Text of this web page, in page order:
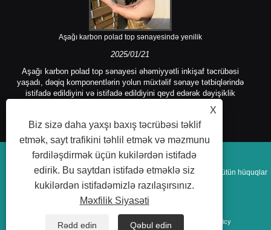
Aşağı karbon polad top sənayesində yenilik
2025/01/21
Aşağı karbon polad top sənayesi əhəmiyyətli inkişaf təcrübəsi
yaşadı, dəqiq komponentlərin yolun müxtəlif sənaye tətbiqlərində
istifadə edildiyini və istifadə edildiyini qeyd edərək dəyişiklik
Müəllif hüquqları © 2025 Yuncheng Kangda Steel Ball Co, Ltd Bütün hüquqlar
Bağlantılar Sitemap RSS XML Privacy Policy
X
Biz sizə daha yaxşı baxış təcrübəsi təklif
etmək, sayt trafikini təhlil etmək və məzmunu
fərdiləşdirmək üçün kukilərdən istifadə
edirik. Bu saytdan istifadə etməklə siz
kukilərdən istifadəmizlə razılaşırsınız.
Məxfilik Siyasəti
Rədd edin Qəbul edin